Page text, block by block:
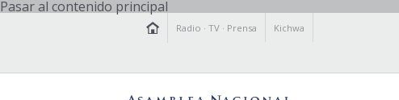
Pasar al contenido principal
Radio ·TV · Prensa Kichwa